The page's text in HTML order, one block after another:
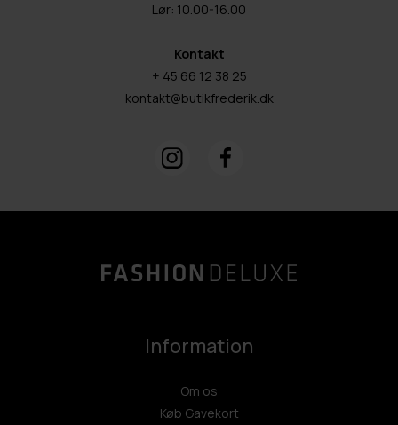
Lør: 10.00-16.00
Kontakt
+ 45 66 12 38 25
kontakt@butikfrederik.dk
Information
Om os
Køb Gavekort